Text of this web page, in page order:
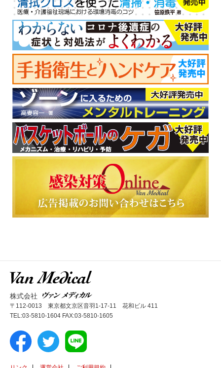
株式会社
〒112-0013 東京都文京区音羽1-17-11 花和ビル 411
TEL:03-5810-1604 FAX:03-5810-1605